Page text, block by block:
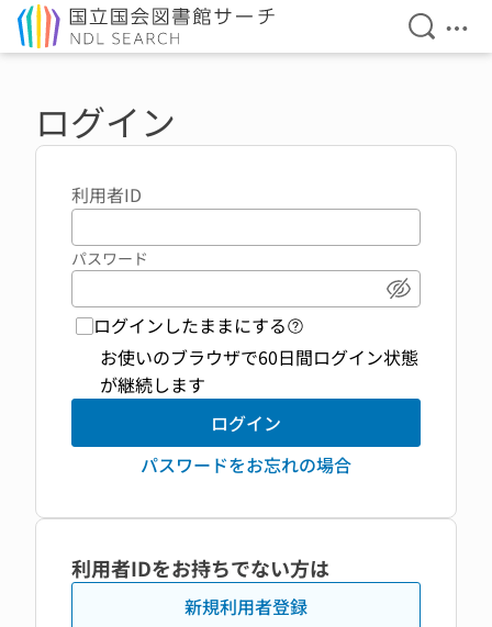
検索を
メ
ログイン
利用者ID
パスワード
パスワー
ログインしたままにする ログイン機能 ヘルプペ
お使いのブラウザで60日間ログイン状態
が継続します
ログイン
パスワードをお忘れの場合
利用者IDをお持ちでない方は
新規利用者登録